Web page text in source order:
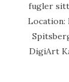
fugler
Location:
DigiArt